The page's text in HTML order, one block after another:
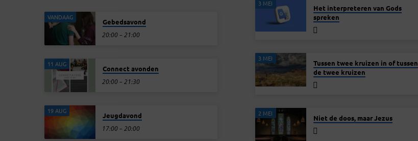
VANDAAG
Gebedsavond
20:00 – 21:00
11 AUG
Connect avonden
20:00 – 21:30
19 AUG
Jeugdavond
17:00 – 20:00
3 MEI
Het interpreteren van Gods
spreken
3 MEI
Tussen twee kruizen in of tussen
de twee kruizen
2 MEI
Niet de doos, maar Jezus